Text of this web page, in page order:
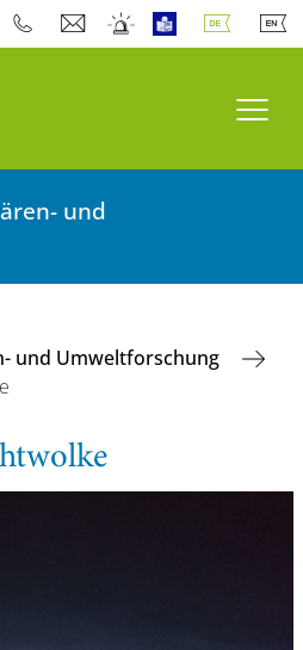
und
und Umweltforschung